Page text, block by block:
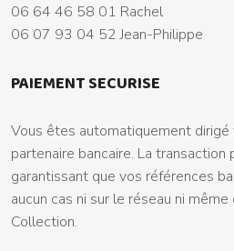
06 64 46 58 01 Rachel
06 07 93 04 52 Jean-Philippe
PAIEMENT SECURISE
Vous êtes automatiquement
partenaire bancaire. La
garantissant que vos références
aucun cas ni sur le réseau ni
Collection.